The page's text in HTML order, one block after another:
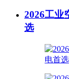
2026工业
选